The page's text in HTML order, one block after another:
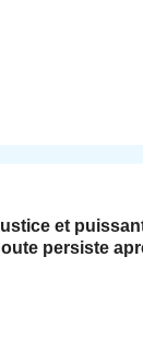
et
persiste